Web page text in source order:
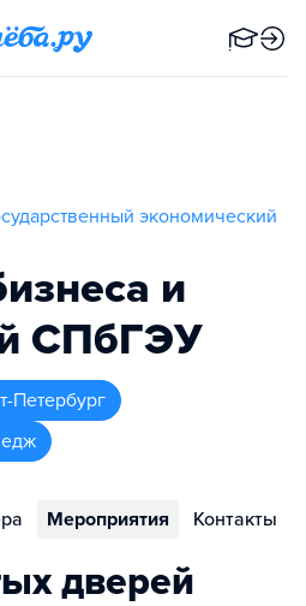
экономический
и
СПбГЭУ
Петербург
Мероприятия Контакты
дверей